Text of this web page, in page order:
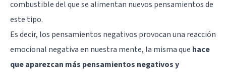
combustible del que se alimentan nuevos pensamientos de
este tipo.
Es decir, los pensamientos negativos provocan una reacción
emocional negativa en nuestra mente, la misma que hace
que aparezcan más pensamientos negativos y